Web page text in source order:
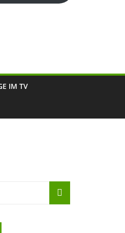
IM TV